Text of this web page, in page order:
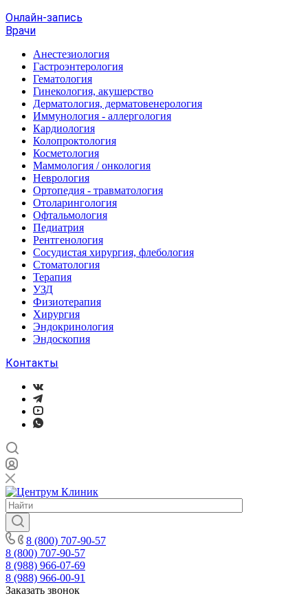
Онлайн-запись
Врачи
Анестезиология
Гастроэнтерология
Гематология
Гинекология, акушерство
Дерматология, дерматовенерология
Иммунология - аллергология
Кардиология
Колопроктология
Косметология
Маммология / онкология
Неврология
Ортопедия - травматология
Отоларингология
Офтальмология
Педиатрия
Рентгенология
Сосудистая хирургия, флебология
Стоматология
Терапия
УЗД
Физиотерапия
Хирургия
Эндокринология
Эндоскопия
Контакты
8 (800) 707-90-57
8 (800) 707-90-57
8 (988) 966-07-69
8 (988) 966-00-91
Заказать звонок